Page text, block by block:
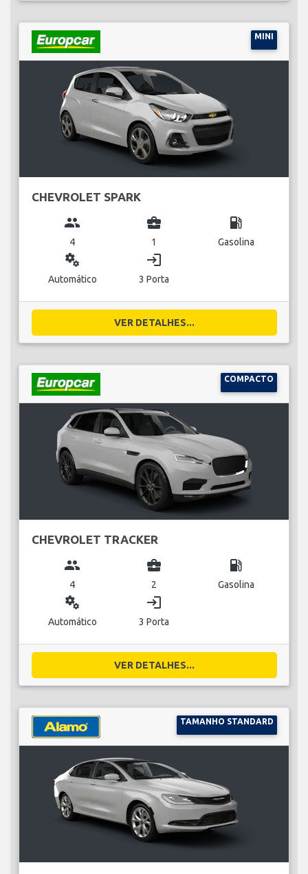
MINI
CHEVROLET SPARK
group
4
business_center
1
local_gas_station
Gasolina
miscellaneous_services
Automático
login
3 Porta
VER DETALHES...
COMPACTO
CHEVROLET TRACKER
group
4
business_center
2
local_gas_station
Gasolina
miscellaneous_services
Automático
login
3 Porta
VER DETALHES...
TAMANHO STANDARD